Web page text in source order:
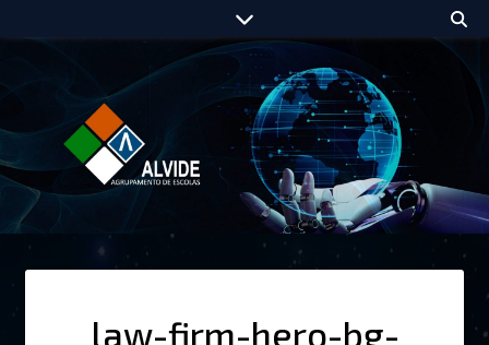
law-firm-hero-bg-